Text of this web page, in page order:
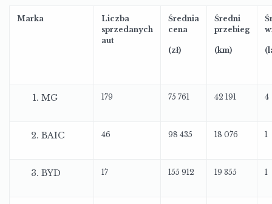
Marka
Liczba
sprzedanych
aut
Średnia
cena
(zł)
Średni
przebieg
(km)
MG 179 75 761 42 191 4
BAIC 46 98 435 18 076 1
BYD 17 155 912 19 355 1